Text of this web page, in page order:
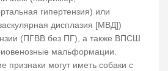
гипертензия) или
дисплазия [МВД])
(ПГВВ без ПГ), а также ВПСШ
мальформации.
признаки могут иметь собаки с